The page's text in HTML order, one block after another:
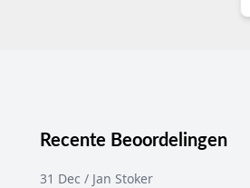
Recente Beoordelingen
31 Dec / Jan Stoker